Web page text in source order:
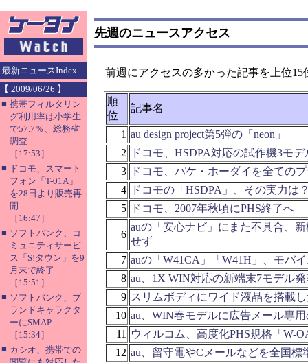
最新ニュースIndex
【 2009/06/26 】
■ 携帯フィルタリン
グ利用率は小学生
で57.7％、総務省
調査
［17:53］
■ ドコモ、スマート
フォン「T-01A」
を28日より販売再
開
［16:47］
■ ソフトバンク、コ
ミュニティサービ
ス「S!タウン」を9
月末で終了
［15:51］
■ ソフトバンク、ブ
ランドキャラクタ
ーにSMAP
［15:34］
■ カシオ、携帯での
先週のニュースアクセス
前週にアクセスの多かった記事を上位15
順
位
記事名
1 au design project第5弾の「neon」
2
ドコモ、HSDPA対応の試作機3モ
3
ドコモ、パケ・ホーダイを全ての
4
ドコモの「HSDPA」、その実力は
5
ドコモ、2007年秋頃にPHS終了へ
6
auの「安心ナビ」にまた不具合、
せず
7 auの「W41CA」「W41H」、モバ
8 au、1X WIN対応の新端末7モデル発
9 スリムボディにワイド液晶を搭載
10 au、WIN春モデルに広告メール専
11
ウィルコム、高度化PHS規格「W-
12 au、留守電やCメールなどを全国標